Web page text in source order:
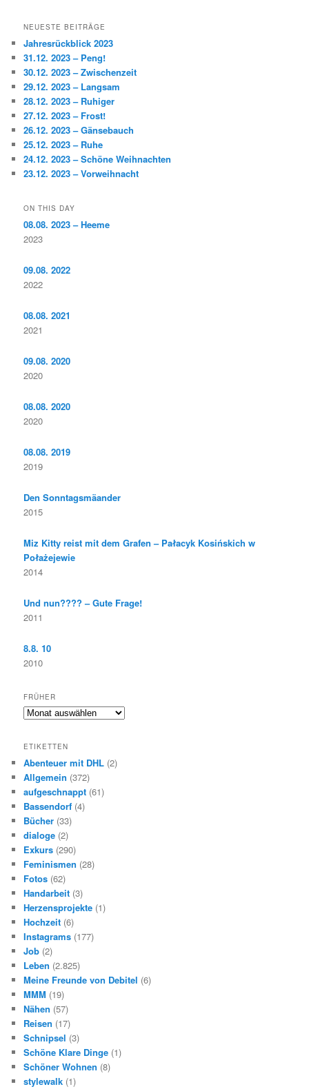
NEUESTE BEITRÄGE
Jahresrückblick 2023
31.12. 2023 – Peng!
30.12. 2023 – Zwischenzeit
29.12. 2023 – Langsam
28.12. 2023 – Ruhiger
27.12. 2023 – Frost!
26.12. 2023 – Gänsebauch
25.12. 2023 – Ruhe
24.12. 2023 – Schöne Weihnachten
23.12. 2023 – Vorweihnacht
ON THIS DAY
08.08. 2023 – Heeme
2023
09.08. 2022
2022
08.08. 2021
2021
09.08. 2020
2020
08.08. 2020
2020
08.08. 2019
2019
Den Sonntagsmäander
2015
Miz Kitty reist mit dem Grafen – Pałacyk Kosińskich w
Połażejewie
2014
Und nun???? – Gute Frage!
2011
8.8. 10
2010
FRÜHER
F
h
e
r
ETIKETTEN
Abenteuer mit DHL (2)
Allgemein (372)
aufgeschnappt (61)
Bassendorf (4)
Bücher (33)
dialoge (2)
Exkurs (290)
Feminismen (28)
Fotos (62)
Handarbeit (3)
Herzensprojekte (1)
Hochzeit (6)
Instagrams (177)
Job (2)
Leben (2.825)
Meine Freunde von Debitel (6)
MMM (19)
Nähen (57)
Reisen (17)
Schnipsel (3)
Schöne Klare Dinge (1)
Schöner Wohnen (8)
stylewalk (1)